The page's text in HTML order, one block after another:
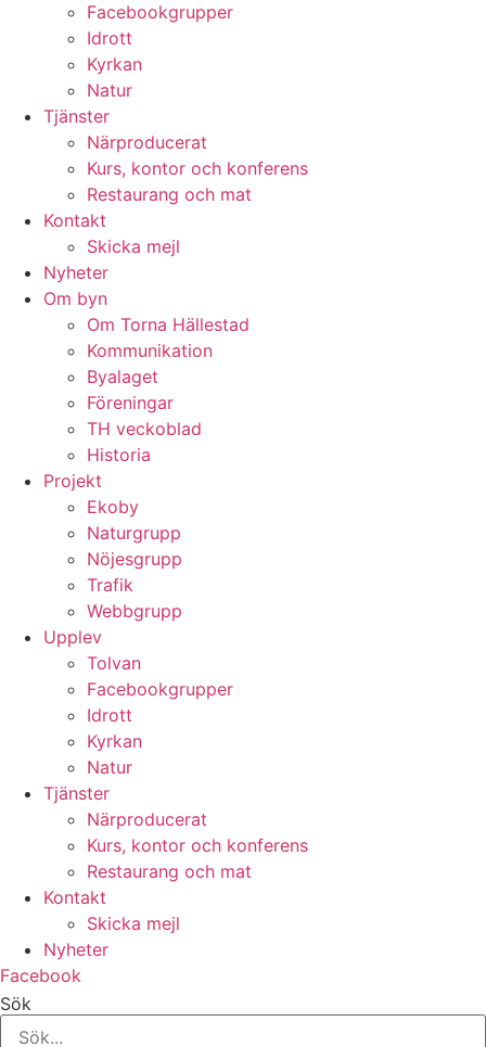
Facebookgrupper
Idrott
Kyrkan
Natur
Tjänster
Närproducerat
Kurs, kontor och konferens
Restaurang och mat
Kontakt
Skicka mejl
Nyheter
Om byn
Om Torna Hällestad
Kommunikation
Byalaget
Föreningar
TH veckoblad
Historia
Projekt
Ekoby
Naturgrupp
Nöjesgrupp
Trafik
Webbgrupp
Upplev
Tolvan
Facebookgrupper
Idrott
Kyrkan
Natur
Tjänster
Närproducerat
Kurs, kontor och konferens
Restaurang och mat
Kontakt
Skicka mejl
Nyheter
Facebook
Sök